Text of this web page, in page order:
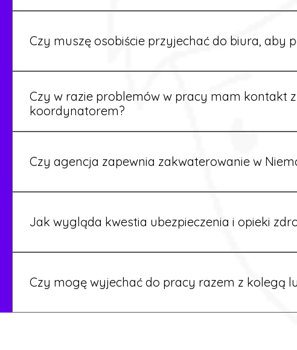
Tak, w wyjątkowych sytuacjach możesz otrzymać zaliczkę
Czy muszę osobiście przyjechać do biura, aby
Tak, umowy podpisywane są osobiście w naszym biurze.
formalności są załatwione prawidłowo.
Czy w razie problemów w pracy mam kontakt
koordynatorem?
Czy agencja zapewnia zakwaterowanie w
Tak, nasi koordynatorzy dbają o zapewnienie miejsca
Jak wygląda kwestia ubezpieczenia i opieki
Każdy pracownik otrzymuje ubezpieczenie zdrowotne
Czy mogę wyjechać do pracy razem z kolegą
Tak, istnieje możliwość wspólnego wyjazdu. Wystarczy